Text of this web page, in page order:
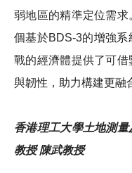
弱地區的精準定位需
個基於BDS-3的增強
戰的經濟體提供了可
與韌性，助力構建更融
香港理工大學土地測
教授 陳武教授